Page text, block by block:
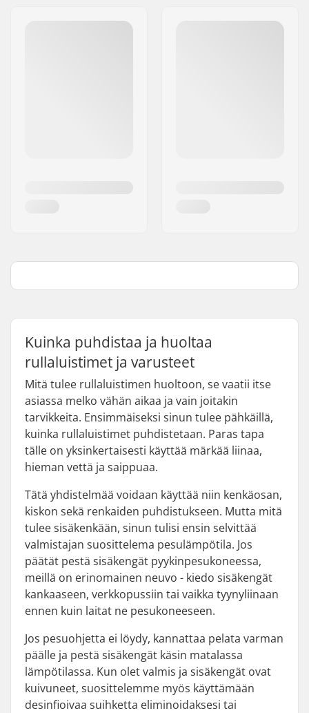
Kuinka puhdistaa ja huoltaa
rullaluistimet ja varusteet
Mitä tulee rullaluistimen huoltoon, se vaatii itse
asiassa melko vähän aikaa ja vain joitakin
tarvikkeita. Ensimmäiseksi sinun tulee pähkäillä,
kuinka rullaluistimet puhdistetaan. Paras tapa
tälle on yksinkertaisesti käyttää märkää liinaa,
hieman vettä ja saippuaa.
Tätä yhdistelmää voidaan käyttää niin kenkäosan,
kiskon sekä renkaiden puhdistukseen. Mutta mitä
tulee sisäkenkään, sinun tulisi ensin selvittää
valmistajan suosittelema pesulämpötila. Jos
päätät pestä sisäkengät pyykinpesukoneessa,
meillä on erinomainen neuvo - kiedo sisäkengät
kankaaseen, verkkopussiin tai vaikka tyynyliinaan
ennen kuin laitat ne pesukoneeseen.
Jos pesuohjetta ei löydy, kannattaa pelata varman
päälle ja pestä sisäkengät käsin matalassa
lämpötilassa. Kun olet valmis ja sisäkengät ovat
kuivuneet, suosittelemme myös käyttämään
desinfioivaa suihketta eliminoidaksesi tai